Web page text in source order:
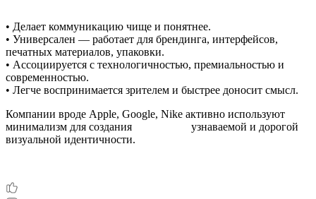
• Делает коммуникацию чище и понятнее.
• Универсален — работает для брендинга, интерфейсов,
печатных материалов, упаковки.
• Ассоциируется с технологичностью, премиальностью и
современностью.
• Легче воспринимается зрителем и быстрее доносит смысл.
Компании вроде Apple, Google, Nike активно используют
минимализм для создания узнаваемой и дорогой
визуальной идентичности.